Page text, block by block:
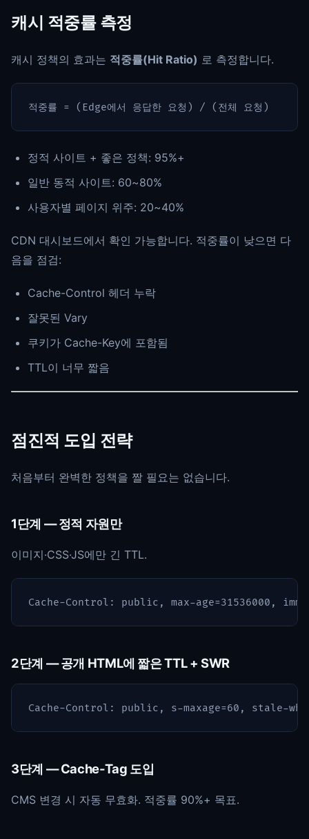
캐시 적중률 측정
캐시 정책의 효과는 적중률(Hit Ratio) 로 측정합니다.
정적 사이트 + 좋은 정책: 95%+
일반 동적 사이트: 60~80%
사용자별 페이지 위주: 20~40%
CDN 대시보드에서 확인 가능합니다. 적중률이 낮으면 다
음을 점검:
Cache-Control 헤더 누락
잘못된 Vary
쿠키가 Cache-Key에 포함됨
TTL이 너무 짧음
점진적 도입 전략
처음부터 완벽한 정책을 짤 필요는 없습니다.
1단계 — 정적 자원만
이미지·CSS·JS에만 긴 TTL.
2단계 — 공개 HTML에 짧은 TTL + SWR
3단계 — Cache-Tag 도입
CMS 변경 시 자동 무효화. 적중률 90%+ 목표.